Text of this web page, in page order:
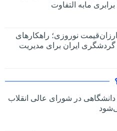
نوروزی؛ راهکارهای
ایران برای مدیریت
در شورای عالی انقلاب